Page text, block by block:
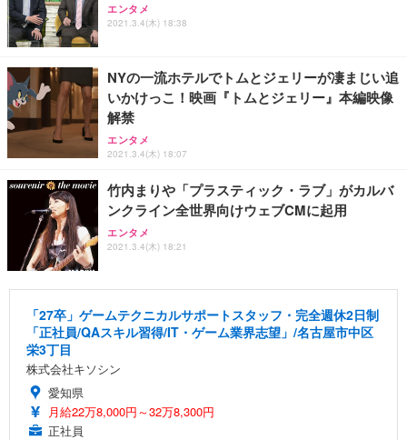
エンタメ
2021.3.4(木) 18:38
NYの一流ホテルでトムとジェリーが凄まじい追
いかけっこ！映画『トムとジェリー』本編映像
解禁
エンタメ
2021.3.4(木) 18:07
竹内まりや「プラスティック・ラブ」がカルバ
ンクライン全世界向けウェブCMに起用
エンタメ
2021.3.4(木) 18:21
「27卒」ゲームテクニカルサポートスタッフ・完全週休2日制
「正社員/QAスキル習得/IT・ゲーム業界志望」/名古屋市中区
栄3丁目
株式会社キソシン
愛知県
月給22万8,000円～32万8,300円
正社員